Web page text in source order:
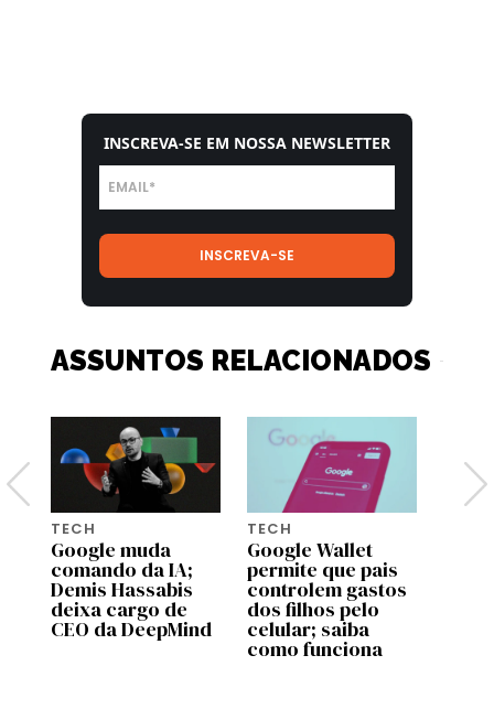
INSCREVA-SE EM NOSSA NEWSLETTER
ASSUNTOS RELACIONADOS
TECH
Google muda
comando da IA;
Demis Hassabis
deixa cargo de
CEO da DeepMind
TECH
Google Wallet
permite que pais
controlem gastos
dos filhos pelo
celular; saiba
como funciona